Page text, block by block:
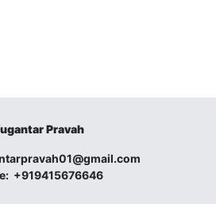
Pravah
+919415676646